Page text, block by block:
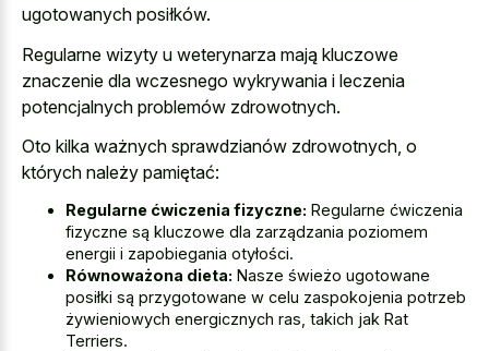
ugotowanych posiłków.
Regularne wizyty u weterynarza mają kluczowe
znaczenie dla wczesnego wykrywania i leczenia
potencjalnych problemów zdrowotnych.
Oto kilka ważnych sprawdzianów zdrowotnych, o
których należy pamiętać:
Regularne ćwiczenia fizyczne: Regularne ćwiczenia
fizyczne są kluczowe dla zarządzania poziomem
energii i zapobiegania otyłości.
Równoważona dieta: Nasze świeżo ugotowane
posiłki są przygotowane w celu zaspokojenia potrzeb
żywieniowych energicznych ras, takich jak Rat
Terriers.